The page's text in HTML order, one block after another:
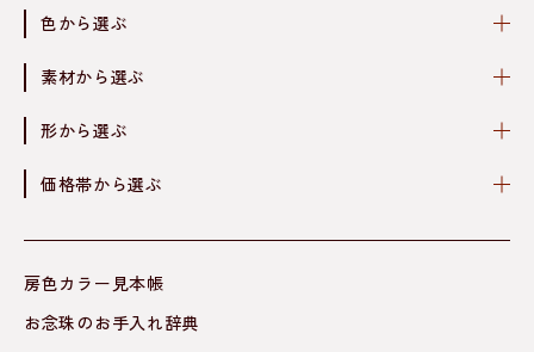
色から選ぶ
素材から選ぶ
形から選ぶ
価格帯から選ぶ
房色カラー見本帳
お念珠のお手入れ辞典